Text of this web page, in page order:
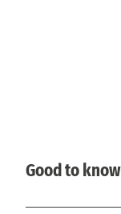
Good to know